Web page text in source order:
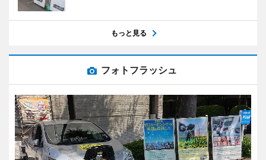
もっと見る
フォトフラッシュ